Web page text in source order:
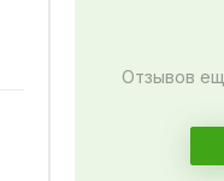
Отзывов